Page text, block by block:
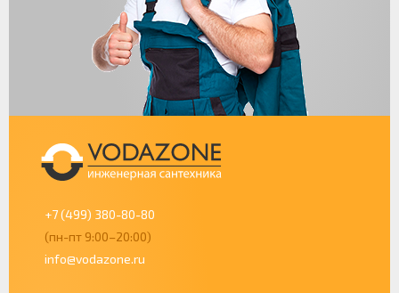
+7 (499) 380-80-80
(пн-пт 9:00–20:00)
info@vodazone.ru